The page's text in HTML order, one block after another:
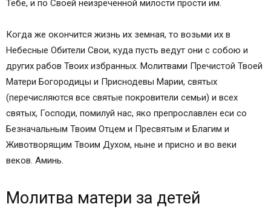
МОЛИТВА ПОСЛЕ УЧЕБЫ
чудотворцу для прибавления ума детям (можно
читать: как и детям, так и родителям за чад
своих)
Пророку Науму о развитии ума у детей и
просвещении разума к учению
Молитва всем святым и бесплотным небесным
силам для просвящения ума.
Молитва к Божией Матери перед иконой ее
«Воспитание»
экстрасенсов
Священномученику Киприану и мученице
Тебе, и по Своей неизреченной милости прости им.
Когда же окончится жизнь их земная, то возьми их в
Небесные Обители Свои, куда пусть ведут они с собою и
других рабов Твоих избранных. Молитвами Пречистой Твоей
Матери Богородицы и Приснодевы Марии, святых
(перечисляются все святые покровители семьи) и всех
святых, Господи, помилуй нас, яко препрославлен еси со
Безначальным Твоим Отцем и Пресвятым и Благим и
Животворящим Твоим Духом, ныне и присно и во веки
веков. Аминь.
Молитва матери за детей